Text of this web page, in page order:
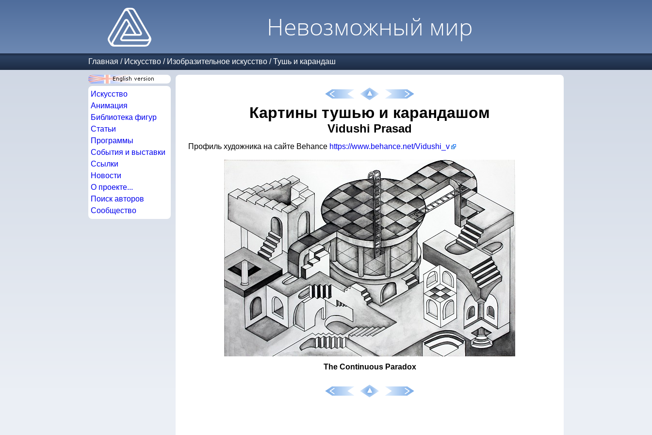
Невозможный мир
Главная / Искусство / Изобразительное искусство /Тушь и карандаш
Искусство
Анимация
Библиотека фигур
Статьи
Программы
События и выставки
Ссылки
Новости
О проекте...
Поиск авторов
Сообщество
Картины тушью и карандашом
Vidushi Prasad
Профиль художника на сайте Behance https://www.behance.net/Vidushi_v
The Continuous Paradox